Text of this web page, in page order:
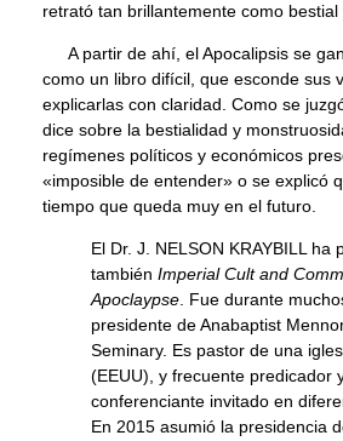
retrató tan brillantemente como bestial
A partir de ahí, el Apocalipsis se
como un libro difícil, que esconde sus
explicarlas con claridad. Como se
dice sobre la bestialidad y
regímenes políticos y económicos
«imposible de entender» o se explicó
tiempo que queda muy en el futuro.
El Dr. J. NELSON KRAYBILL ha
también Imperial Cult and
Apoclaypse . Fue durante
presidente de Anabaptist
Seminary. Es pastor de una
(EEUU), y frecuente predicador
conferenciante invitado en
En 2015 asumió la presidencia